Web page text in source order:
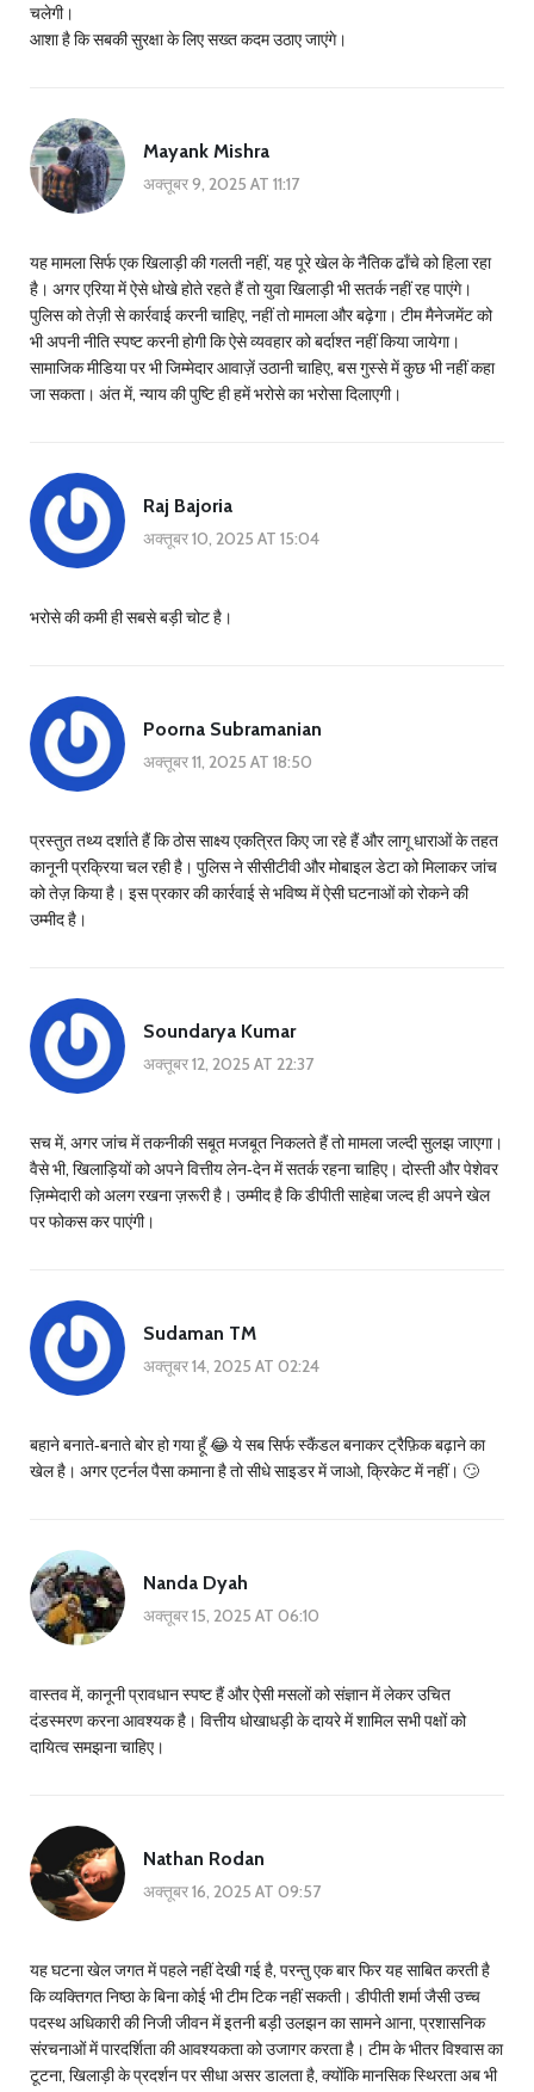
चलेगी।
आशा है कि सबकी सुरक्षा के लिए सख्त कदम उठाए जाएंगे।
Mayank Mishra
अक्तूबर 9, 2025 AT 11:17
यह मामला सिर्फ एक खिलाड़ी की गलती नहीं, यह पूरे खेल के नैतिक ढाँचे को हिला रहा
है। अगर एरिया में ऐसे धोखे होते रहते हैं तो युवा खिलाड़ी भी सतर्क नहीं रह पाएंगे।
पुलिस को तेज़ी से कार्रवाई करनी चाहिए, नहीं तो मामला और बढ़ेगा। टीम मैनेजमेंट को
भी अपनी नीति स्पष्ट करनी होगी कि ऐसे व्यवहार को बर्दाश्त नहीं किया जायेगा।
सामाजिक मीडिया पर भी जिम्मेदार आवाज़ें उठानी चाहिए, बस गुस्से में कुछ भी नहीं कहा
जा सकता। अंत में, न्याय की पुष्टि ही हमें भरोसे का भरोसा दिलाएगी।
Raj Bajoria
अक्तूबर 10, 2025 AT 15:04
भरोसे की कमी ही सबसे बड़ी चोट है।
Poorna Subramanian
अक्तूबर 11, 2025 AT 18:50
प्रस्तुत तथ्य दर्शाते हैं कि ठोस साक्ष्य एकत्रित किए जा रहे हैं और लागू धाराओं के तहत
कानूनी प्रक्रिया चल रही है। पुलिस ने सीसीटीवी और मोबाइल डेटा को मिलाकर जांच
को तेज़ किया है। इस प्रकार की कार्रवाई से भविष्य में ऐसी घटनाओं को रोकने की
उम्मीद है।
Soundarya Kumar
अक्तूबर 12, 2025 AT 22:37
सच में, अगर जांच में तकनीकी सबूत मजबूत निकलते हैं तो मामला जल्दी सुलझ जाएगा।
वैसे भी, खिलाड़ियों को अपने वित्तीय लेन‑देन में सतर्क रहना चाहिए। दोस्ती और पेशेवर
ज़िम्मेदारी को अलग रखना ज़रूरी है। उम्मीद है कि डीपीती साहेबा जल्द ही अपने खेल
पर फोकस कर पाएंगी।
Sudaman TM
अक्तूबर 14, 2025 AT 02:24
बहाने बनाते‑बनाते बोर हो गया हूँ 😂 ये सब सिर्फ स्कैंडल बनाकर ट्रैफ़िक बढ़ाने का
खेल है। अगर एटर्नल पैसा कमाना है तो सीधे साइडर में जाओ, क्रिकेट में नहीं। 🙄
Nanda Dyah
अक्तूबर 15, 2025 AT 06:10
वास्तव में, कानूनी प्रावधान स्पष्ट हैं और ऐसी मसलों को संज्ञान में लेकर उचित
दंडस्मरण करना आवश्यक है। वित्तीय धोखाधड़ी के दायरे में शामिल सभी पक्षों को
दायित्व समझना चाहिए।
Nathan Rodan
अक्तूबर 16, 2025 AT 09:57
यह घटना खेल जगत में पहले नहीं देखी गई है, परन्तु एक बार फिर यह साबित करती है
कि व्यक्तिगत निष्ठा के बिना कोई भी टीम टिक नहीं सकती। डीपीती शर्मा जैसी उच्च
पदस्थ अधिकारी की निजी जीवन में इतनी बड़ी उलझन का सामने आना, प्रशासनिक
संरचनाओं में पारदर्शिता की आवश्यकता को उजागर करता है। टीम के भीतर विश्वास का
टूटना, खिलाड़ी के प्रदर्शन पर सीधा असर डालता है, क्योंकि मानसिक स्थिरता अब भी